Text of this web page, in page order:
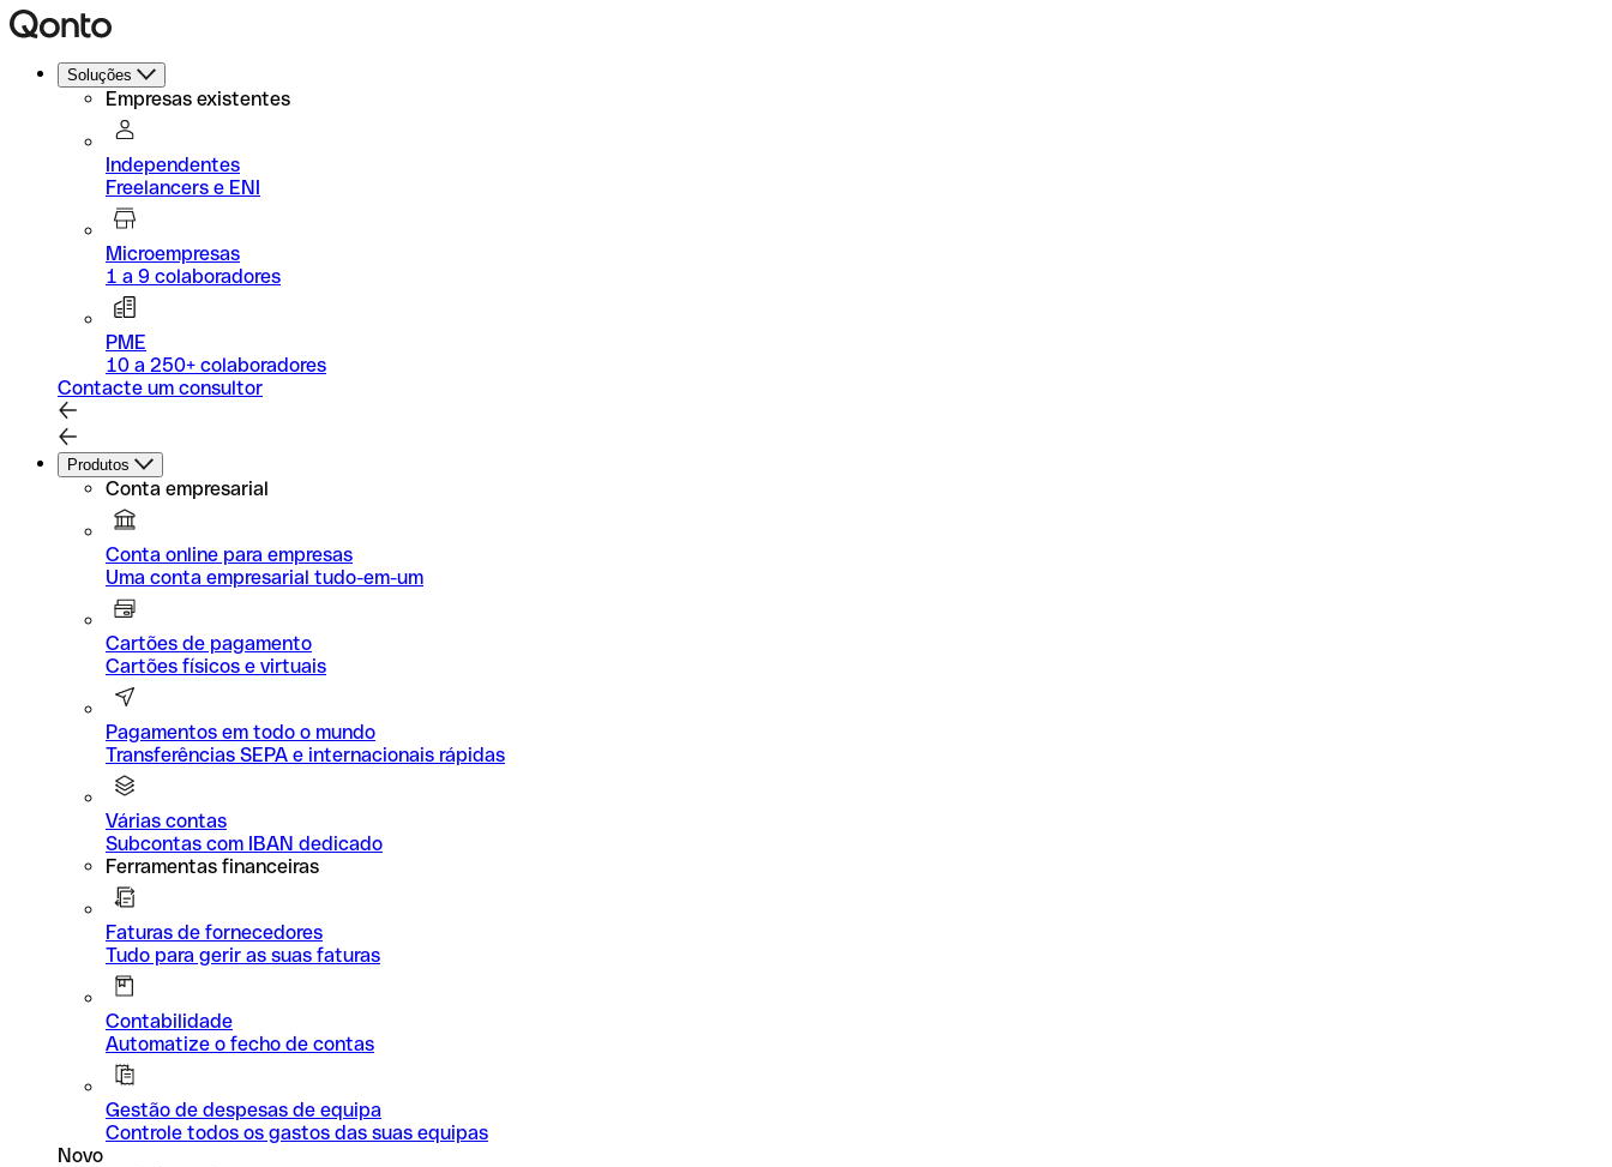
Soluções
Empresas existentes
Independentes
Freelancers e ENI
Microempresas
1 a 9 colaboradores
PME
10 a 250+ colaboradores
Contacte um consultor
Produtos
Conta empresarial
Conta online para empresas
Uma conta empresarial tudo-em-um
Cartões de pagamento
Cartões físicos e virtuais
Pagamentos em todo o mundo
Transferências SEPA e internacionais rápidas
Várias contas
Subcontas com IBAN dedicado
Ferramentas financeiras
Faturas de fornecedores
Tudo para gerir as suas faturas
Contabilidade
Automatize o fecho de contas
Gestão de despesas de equipa
Controle todos os gastos das suas equipas
Novo